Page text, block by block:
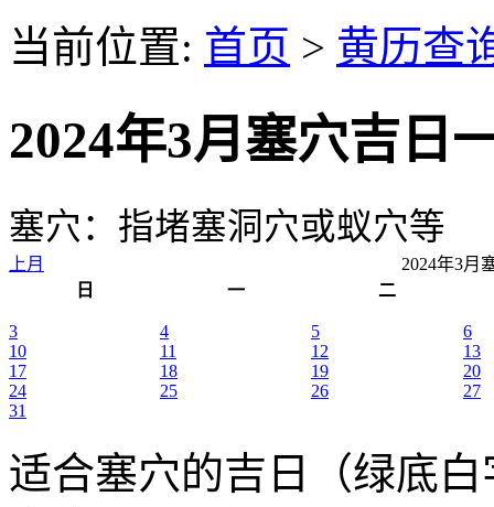
当前位置: 首页 > 黄历查
2024年3月塞穴吉日
塞穴：指堵塞洞穴或蚁穴等
上月
2024年3月
日
一 二
3 4 5
6
10
11 12
13
17
18 19
20
24
25 26
27
31
适合塞穴的吉日（绿底白